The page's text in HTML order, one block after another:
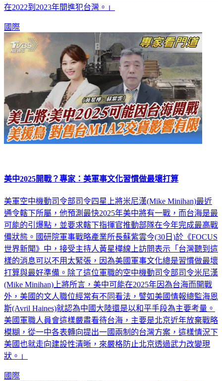
在2022到2023年間進犯台灣。」
國際
美中2025開戰？專家：美軍事文化習慣做最壞打算
美軍空中機動司令部司令四星上將米尼漢(Mike Minihan)最近
通令轄下所屬，他預測最快2025年美中將有一戰，而台海是最
可能的引爆點，並要求轄下指揮官推動部隊在今年完成最高戰
備狀態。國研院軍事戰略產業所長蘇紫雲今(30日)於《FOCUS
世界新聞》中，接受主持人黃星樺線上訪問表示「台灣聽到這
樣的消息可以不用太緊張，因為美國軍事文化總是習慣做最壞
打算與最好準備。除了這位軍職的空中機動司令部司令米尼漢
(Mike Minihan)上將所言，美中可能在2025年因為台海而開戰
外，美國的文人職位經常有不同看法，譬如美國情報總監海恩
斯(Avril Haines)就認為中國大陸還是以和平手段為主要考量。
美國軍職人員會這樣嚴肅看待台海，主要是北京近年放棄戰略
模糊，從一中各表轉向提出一國兩制的台灣方案，這樣情況下
美國也就走向建設性清晰，來嚴格防止北京透過武力改變現
狀。」
國際